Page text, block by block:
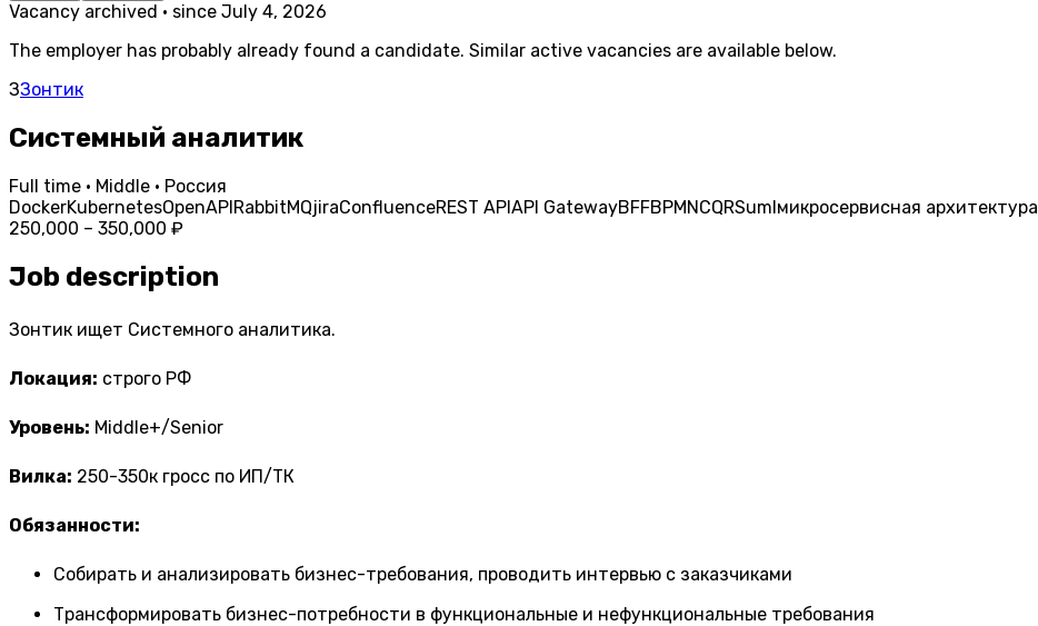
Vacancy archived · since July 4, 2026
The employer has probably already found a candidate. Similar active vacancies are available below.
ЗЗонтик
Системный аналитик
Full time · Middle · Россия
DockerKubernetesOpenAPIRabbitMQjiraConfluenceREST APIAPI GatewayBFFBPMNCQRSumlмикросервисная архитектура
250,000 – 350,000 ₽
Job description
Зонтик ищет Системного аналитика.
Локация: строго РФ
Уровень: Middle+/Senior
Вилка: 250-350к гросс по ИП/ТК
Обязанности:
Собирать и анализировать бизнес-требования, проводить интервью с заказчиками
Трансформировать бизнес-потребности в функциональные и нефункциональные требования